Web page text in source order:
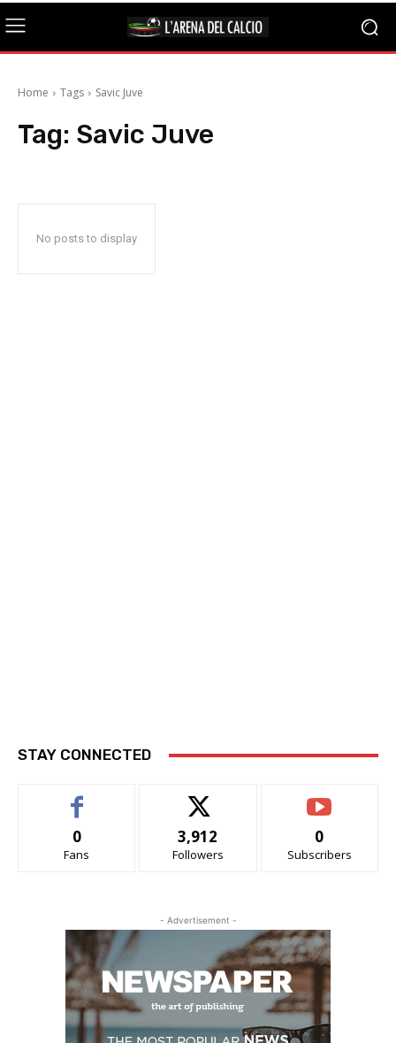
Home Tags Savic Juve
Tag: Savic Juve
No posts to display
STAY CONNECTED
0
Fans
3,912
Followers
0
Subscribers
- Advertisement -